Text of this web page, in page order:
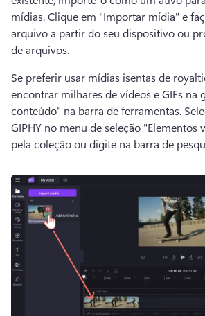
mídias. Clique em "Importar mídia" e
arquivo a partir do seu dispositivo ou
de arquivos.
Se preferir usar mídias isentas de
encontrar milhares de vídeos e GIFs na
conteúdo" na barra de ferramentas.
GIPHY no menu de seleção "Elementos
pela coleção ou digite na barra de